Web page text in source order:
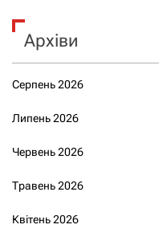
Архіви
Серпень 2026
Липень 2026
Червень 2026
Травень 2026
Квітень 2026